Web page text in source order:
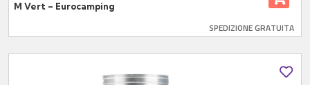
M Vert – Eurocamping
SPEDIZIONE GRATUITA